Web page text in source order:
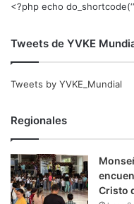
<?php echo
Tweets de YVKE
Tweets by YVKE_Mundial
Regionales
Cristo